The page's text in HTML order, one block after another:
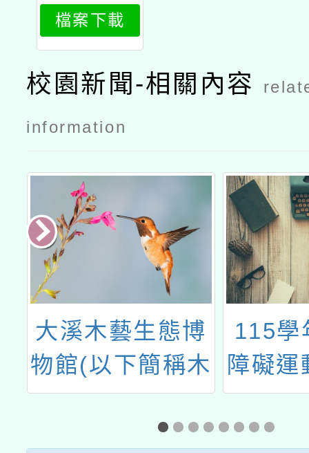
檔案下載
校園新聞-相關內容
information
大溪木藝生態博
物館(以下簡稱木
博館)辦理113年
度木藝教賞析與
115學
障礙